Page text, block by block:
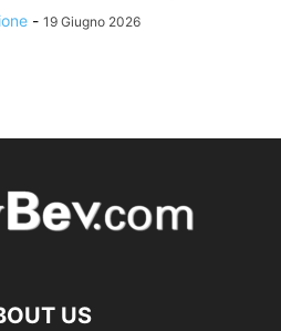
- 19 Giugno 2026
US